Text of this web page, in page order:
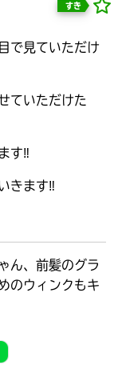
本を飛び出して
なとおしゃべり
できる掲示板
すき
で見ていただけ
ていただけた
す‼
きます‼
ん、前髪のグラ
のウィンクもキ